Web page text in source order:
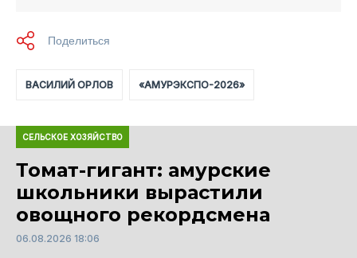
ВАСИЛИЙ ОРЛОВ «АМУРЭКСПО-2026»
СЕЛЬСКОЕ ХОЗЯЙСТВО
Томат-гигант: амурские
школьники вырастили
овощного рекордсмена
06.08.2026 18:06